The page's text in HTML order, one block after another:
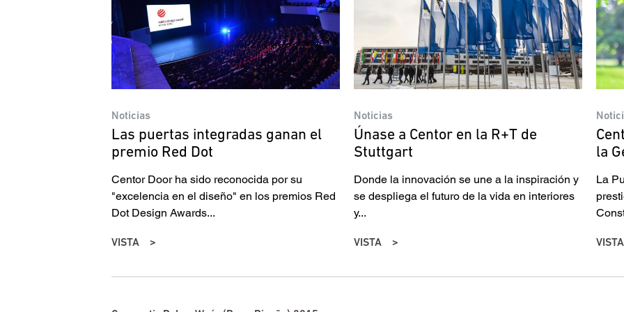
Noticias
Las puertas integradas ganan el
premio Red Dot
Centor Door ha sido reconocida por su
"excelencia en el diseño" en los premios Red
Dot Design Awards...
VISTA
Noticias
Únase a Centor en la R+T de
Stuttgart
Donde la innovación se une a la inspiración y
se despliega el futuro de la vida en interiores
y...
VISTA
la
La
VISTA